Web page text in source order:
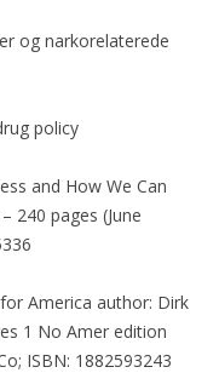
og narkorelaterede
policy
and How We Can
240 pages (June
America author: Dirk
1 No Amer edition
ISBN: 1882593243